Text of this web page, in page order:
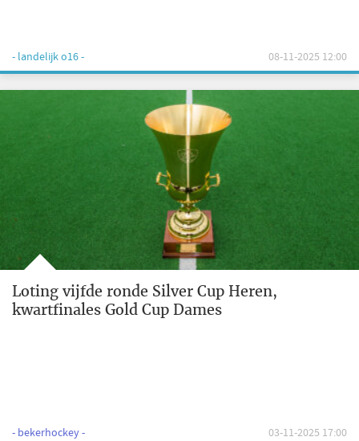
- landelijk o16 - 08-11-2025 12:00
Loting vijfde ronde Silver Cup Heren,
kwartfinales Gold Cup Dames
- bekerhockey - 03-11-2025 17:00